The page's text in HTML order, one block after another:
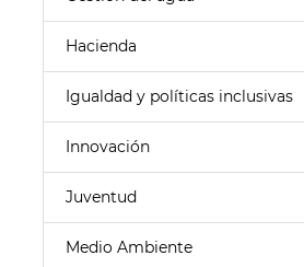
Hacienda
Igualdad y políticas inclusivas
Innovación
Juventud
Medio Ambiente